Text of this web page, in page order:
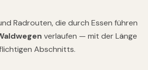
Radrouten, die durch Essen führen
verlaufen — mit der Länge
Abschnitts.